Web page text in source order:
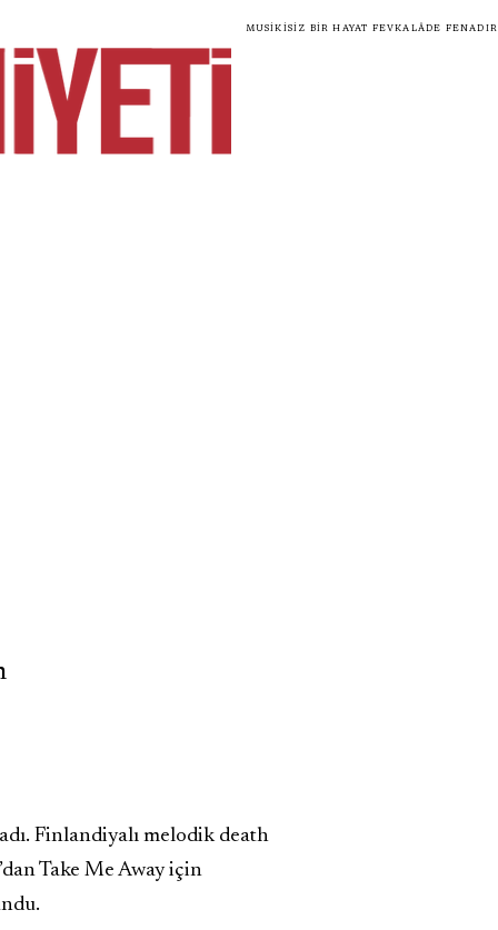
Musikisiz bir hayat fevkalâde fenadır
Finlandiyalı melodik death
Take Me Away için